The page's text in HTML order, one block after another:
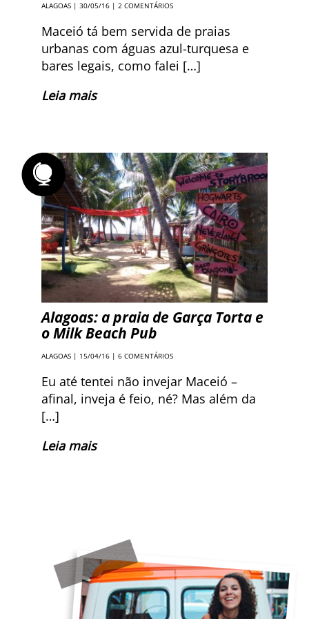
ALAGOAS | 30/05/16 | 2 COMENTÁRIOS
Maceió tá bem servida de praias
urbanas com águas azul-turquesa e
bares legais, como falei […]
Leia mais
Alagoas: a praia de Garça Torta e
o Milk Beach Pub
ALAGOAS | 15/04/16 | 6 COMENTÁRIOS
Eu até tentei não invejar Maceió –
afinal, inveja é feio, né? Mas além da
[…]
Leia mais